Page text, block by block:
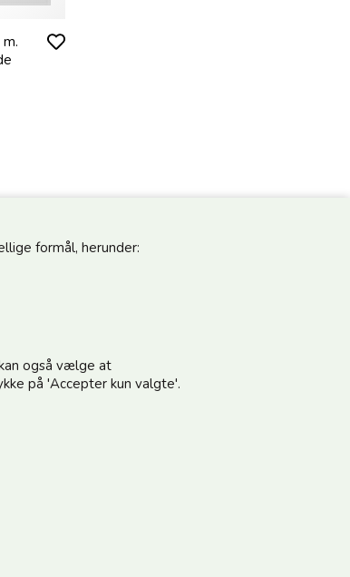
formål, herunder:
også vælge at
på 'Accepter kun valgte'.
og modtag gode tilbud